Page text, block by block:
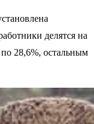
делятся на
28,6%, остальным